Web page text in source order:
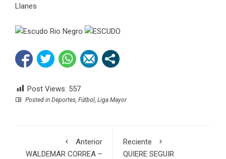
Llanes
Post Views: 557
Posted in Deportes Fútbol Liga Mayor
Anterior
WALDEMAR CORREA –
Reciente
QUIERE SEGUIR